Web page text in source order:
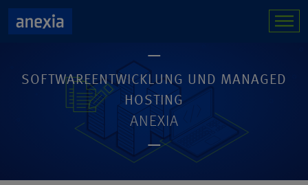
SOFTWAREENTWICKLUNG UND MANAGED
HOSTING
ANEXIA